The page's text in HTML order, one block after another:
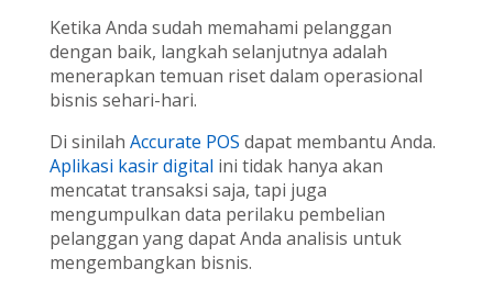
Ketika Anda sudah memahami pelanggan
dengan baik, langkah selanjutnya adalah
menerapkan temuan riset dalam operasional
bisnis sehari-hari.
Di sinilah Accurate POS dapat membantu Anda.
Aplikasi kasir digital ini tidak hanya akan
mencatat transaksi saja, tapi juga
mengumpulkan data perilaku pembelian
pelanggan yang dapat Anda analisis untuk
mengembangkan bisnis.